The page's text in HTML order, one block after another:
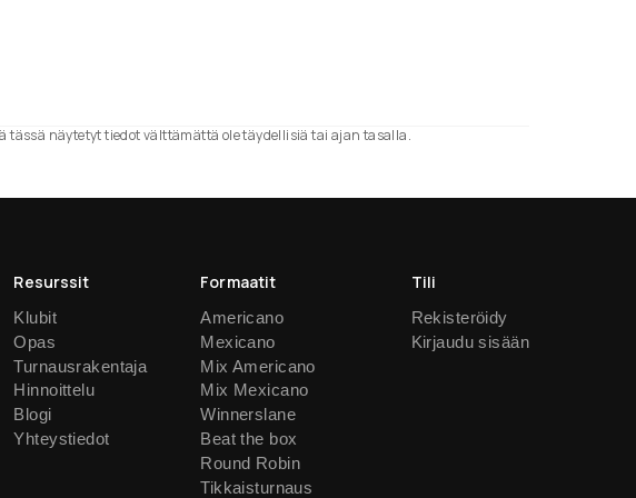
tässä näytetyt tiedot välttämättä ole täydellisiä tai ajan tasalla.
Resurssit
Klubit
Opas
Turnausrakentaja
Hinnoittelu
Blogi
Yhteystiedot
Formaatit
Americano
Mexicano
Mix Americano
Mix Mexicano
Winnerslane
Beat the box
Round Robin
Tikkaisturnaus
Tili
Rekisteröidy
Kirjaudu sisään